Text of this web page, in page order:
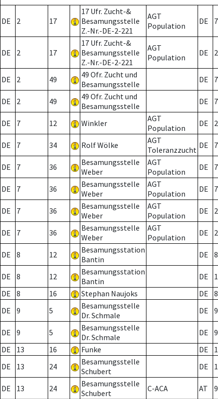
DE 2 17
17 Ufr. Zucht-&
Besamungsstelle
Z.-Nr.-DE-2-221
AGT
Population
DE 7
DE 2 17
17 Ufr. Zucht-&
Besamungsstelle
Z.-Nr.-DE-2-221
AGT
Population
DE 2
DE 2 49
49 Ofr. Zucht und
Besamungsstelle
DE 7
DE 2 49
49 Ofr. Zucht und
Besamungsstelle
DE 7
DE 7 12 Winkler
AGT
Population
DE 2
DE 7 34 Rolf Wölke
AGT
Toleranzzucht DE 7
DE 7 36
Besamungsstelle
Weber
AGT
Population
DE 7
DE 7 36
Besamungsstelle
Weber
AGT
Population
DE 7
DE 7 36
Besamungsstelle
Weber
AGT
Population
DE 2
DE 7 36
Besamungsstelle
Weber
AGT
Population
DE 2
DE 8 12
Besamungsstation
Bantin
DE 8
DE 8 12
Besamungsstation
Bantin
DE
DE
8 16 Stephan Naujoks DE
8
DE
9 5
Besamungsstelle
Dr. Schmale
DE 9
DE 9 5
Besamungsstelle
Dr. Schmale
DE
9
DE
13 16 Funke DE
DE
13 24
Besamungsstelle
Schubert
DE
DE 13 24
Besamungsstelle
Schubert
C-ACA AT